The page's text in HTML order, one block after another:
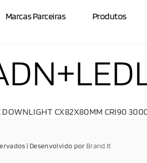
Marcas Parceiras Produtos
CX82X80MM CRI90
| Desenvolvido por Brand.It